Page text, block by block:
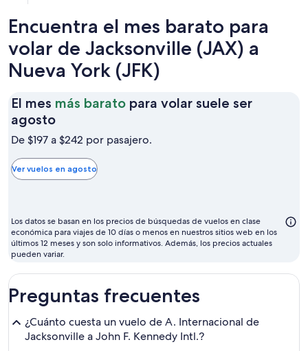
Encuentra el mes barato para
volar de Jacksonville (JAX) a
Nueva York (JFK)
El mes más barato para volar suele ser
agostoEl
mes
barato
para
suele
ser
agosto
De $197 a $242 por pasajero.
Ver vuelos en agosto
Los datos se basan en los precios de búsquedas de vuelos en clase
económica para viajes de 10 días o menos en nuestros sitios web en los
últimos 12 meses y son solo informativos. Además, los precios actuales
pueden variar.
Preguntas frecuentes
¿Cuánto cuesta un vuelo de A. Internacional de
Jacksonville a John F. Kennedy Intl.?